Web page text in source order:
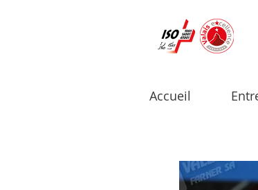
Accueil